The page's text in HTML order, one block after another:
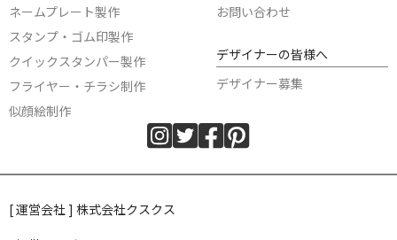
ネームプレート製作
スタンプ・ゴム印製作
クイックスタンパー製作
フライヤー・チラシ制作
似顔絵制作
お問い合わせ
デザイナーの皆様へ
デザイナー募集
[ 運営会社 ] 株式会社クスクス